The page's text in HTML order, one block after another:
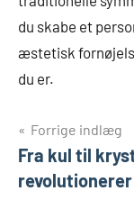
du skabe et
æstetisk
du er.
Forrige indlæg
Fra kul til